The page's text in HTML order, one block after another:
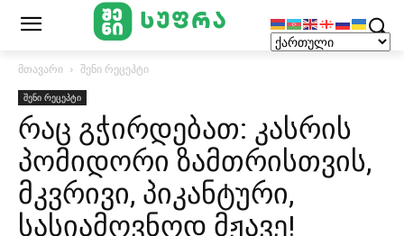
მთავარი შენი რეცეპტი
შენი რეცეპტი
რაც გჭირდებათ: კასრის
პომიდორი ზამთრისთვის,
მკვრივი, პიკანტური,
სასიამოვნოდ მჟავე!